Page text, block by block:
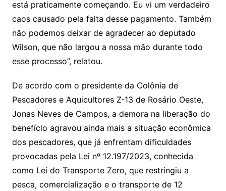
está praticamente começando. Eu vi um verdadeiro
caos causado pela falta desse pagamento. Também
não podemos deixar de agradecer ao deputado
Wilson, que não largou a nossa mão durante todo
esse processo”, relatou.
De acordo com o presidente da Colônia de
Pescadores e Aquicultores Z-13 de Rosário Oeste,
Jonas Neves de Campos, a demora na liberação do
benefício agravou ainda mais a situação econômica
dos pescadores, que já enfrentam dificuldades
provocadas pela Lei nº 12.197/2023, conhecida
como Lei do Transporte Zero, que restringiu a
pesca, comercialização e o transporte de 12